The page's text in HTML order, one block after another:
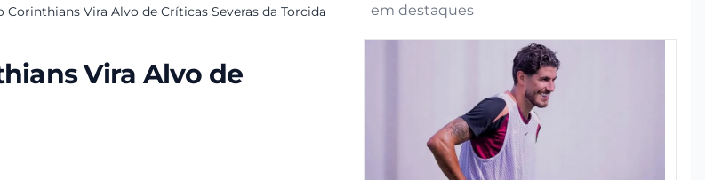
Vira Alvo de Críticas Severas da Torcida
Vira Alvo de
em destaques